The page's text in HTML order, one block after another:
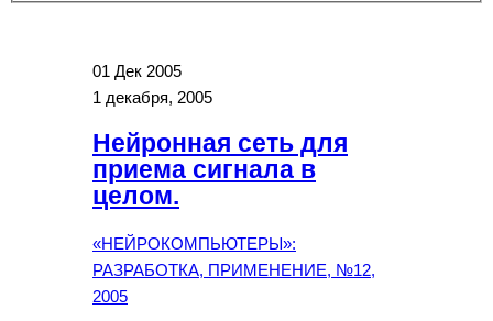
01 Дек 2005
1 декабря, 2005
Нейронная сеть для
приема сигнала в
целом.
«НЕЙРОКОМПЬЮТЕРЫ»:
РАЗРАБОТКА, ПРИМЕНЕНИЕ, №12,
2005